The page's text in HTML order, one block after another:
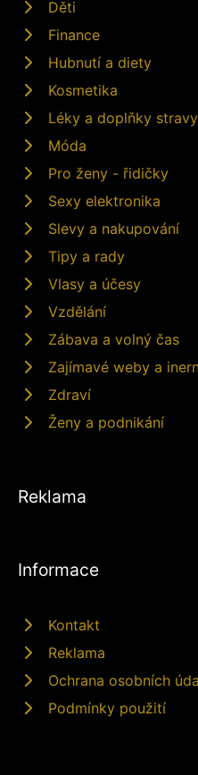
Děti
Finance
Hubnutí a diety
Kosmetika
Léky a doplňky stravy
Móda
Pro ženy - řidičky
Sexy elektronika
Slevy a nakupování
Tipy a rady
Vlasy a účesy
Vzdělání
Zábava a volný čas
Zajímavé weby a
Zdraví
Ženy a podnikání
Reklama
Informace
Kontakt
Reklama
Ochrana osobních
Podmínky použití